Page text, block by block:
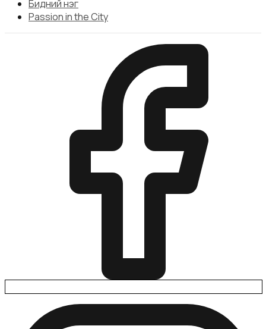
Бидний нэг
Passion in the City